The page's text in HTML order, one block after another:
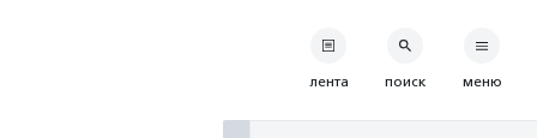
лента поиск меню